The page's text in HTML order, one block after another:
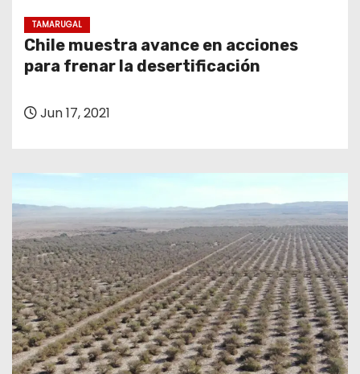
TAMARUGAL
Chile muestra avance en acciones
para frenar la desertificación
Jun 17, 2021